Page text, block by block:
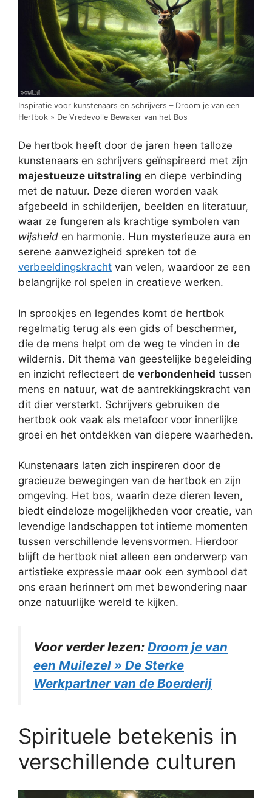
Inspiratie voor kunstenaars en schrijvers – Droom je van een
Hertbok » De Vredevolle Bewaker van het Bos
De hertbok heeft door de jaren heen talloze
kunstenaars en schrijvers geïnspireerd met zijn
majestueuze uitstraling en diepe verbinding
met de natuur. Deze dieren worden vaak
afgebeeld in schilderijen, beelden en literatuur,
waar ze fungeren als krachtige symbolen van
wijsheid en harmonie. Hun mysterieuze aura en
serene aanwezigheid spreken tot de
verbeeldingskracht van velen, waardoor ze een
belangrijke rol spelen in creatieve werken.
In sprookjes en legendes komt de hertbok
regelmatig terug als een gids of beschermer,
die de mens helpt om de weg te vinden in de
wildernis. Dit thema van geestelijke begeleiding
en inzicht reflecteert de verbondenheid tussen
mens en natuur, wat de aantrekkingskracht van
dit dier versterkt. Schrijvers gebruiken de
hertbok ook vaak als metafoor voor innerlijke
groei en het ontdekken van diepere waarheden.
Kunstenaars laten zich inspireren door de
gracieuze bewegingen van de hertbok en zijn
omgeving. Het bos, waarin deze dieren leven,
biedt eindeloze mogelijkheden voor creatie, van
levendige landschappen tot intieme momenten
tussen verschillende levensvormen. Hierdoor
blijft de hertbok niet alleen een onderwerp van
artistieke expressie maar ook een symbool dat
ons eraan herinnert om met bewondering naar
onze natuurlijke wereld te kijken.
Voor verder lezen: Droom je van
een Muilezel » De Sterke
Werkpartner van de Boerderij
Spirituele betekenis in
verschillende culturen